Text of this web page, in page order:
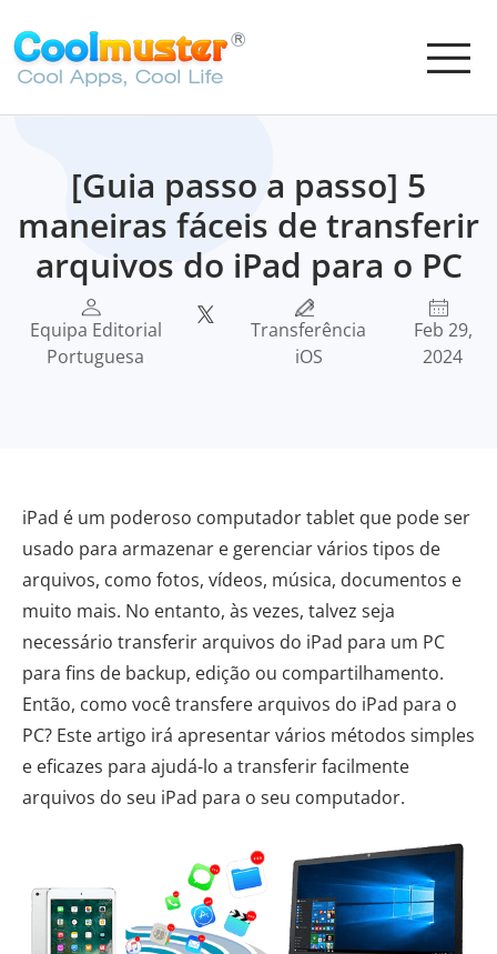
[Guia passo a passo] 5
maneiras fáceis de transferir
arquivos do iPad para o PC
Equipa Editorial
Portuguesa
Transferência
iOS
Feb 29,
2024
iPad é um poderoso computador tablet que pode ser
usado para armazenar e gerenciar vários tipos de
arquivos, como fotos, vídeos, música, documentos e
muito mais. No entanto, às vezes, talvez seja
necessário transferir arquivos do iPad para um PC
para fins de backup, edição ou compartilhamento.
Então, como você transfere arquivos do iPad para o
PC? Este artigo irá apresentar vários métodos simples
e eficazes para ajudá-lo a transferir facilmente
arquivos do seu iPad para o seu computador.